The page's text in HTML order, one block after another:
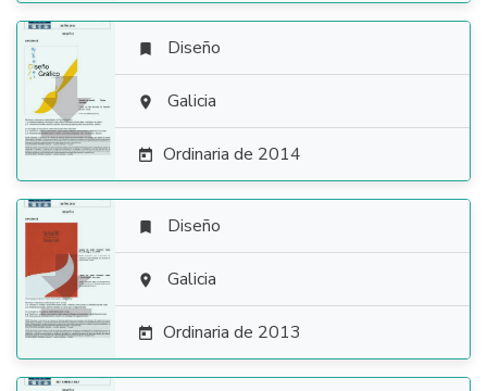

 Diseño
 Galicia
 Ordinaria de 2014

 Diseño
 Galicia
 Ordinaria de 2013